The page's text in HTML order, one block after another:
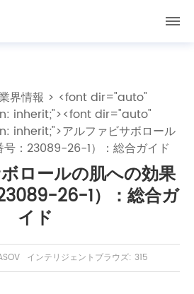
界情報 > <font dir="auto"
inherit;"><font dir="auto"
アルファビサボロール
号：23089-26-1）：総合ガイド
ロールの肌への効果
26-1）：総合ガ
イド
インテリジェントブラウズ: 315